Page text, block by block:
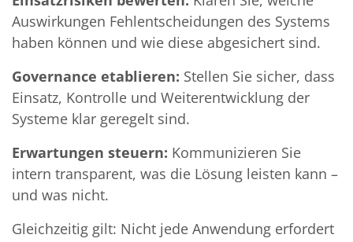
Auswirkungen Fehlentscheidungen des Systems
haben können und wie diese abgesichert sind.
Governance etablieren: Stellen Sie sicher, dass
Einsatz, Kontrolle und Weiterentwicklung der
Systeme klar geregelt sind.
Erwartungen steuern: Kommunizieren Sie
intern transparent, was die Lösung leisten kann –
und was nicht.
Gleichzeitig gilt: Nicht jede Anwendung erfordert